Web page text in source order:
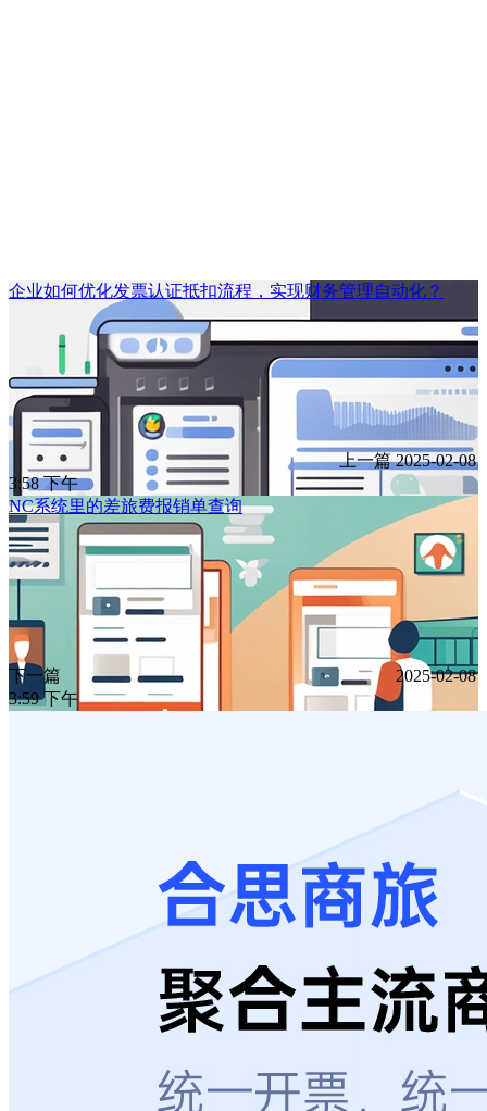
企业如何优化发票认证抵扣流程，实现财务管理自动化？
上一篇 2025-02-08
3:58 下午
NC系统里的差旅费报销单查询
下一篇
2025-02-08
3:59 下午